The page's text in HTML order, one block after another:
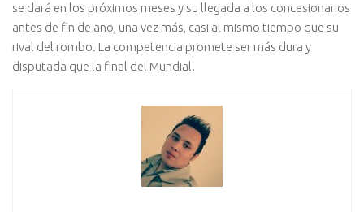
se dará en los próximos meses y su llegada a los concesionarios
antes de fin de año, una vez más, casi al mismo tiempo que su
rival del rombo. La competencia promete ser más dura y
disputada que la final del Mundial.